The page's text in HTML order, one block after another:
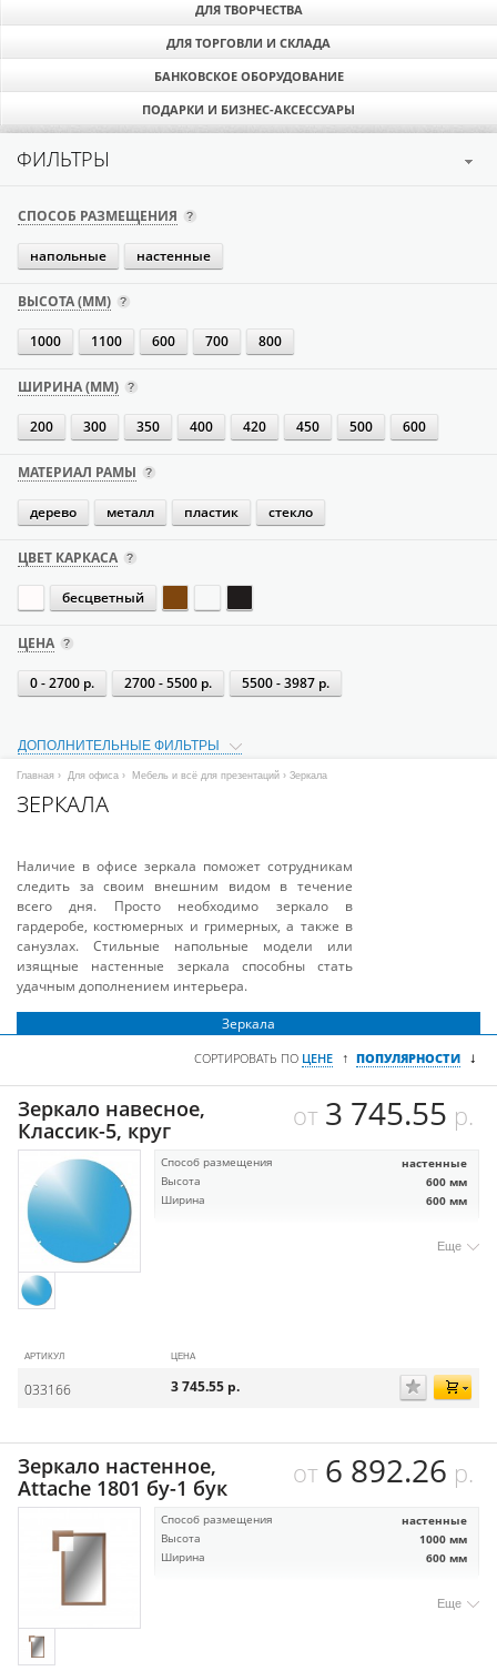
ДЛЯ ТВОРЧЕСТВА
ДЛЯ ТОРГОВЛИ И СКЛАДА
БАНКОВСКОЕ ОБОРУДОВАНИЕ
ПОДАРКИ И БИЗНЕС-АКСЕССУАРЫ
ФИЛЬТРЫ
СПОСОБ РАЗМЕЩЕНИЯ
напольные настенные
ВЫСОТА (ММ)
1000 1100 600 700 800
ШИРИНА (ММ)
200 300 350 400 420 450 500 600
МАТЕРИАЛ РАМЫ
дерево металл пластик стекло
ЦВЕТ КАРКАСА
бесцветный
ЦЕНА
0 - 2700 р. 2700 - 5500 р. 5500 - 3987 р.
ДОПОЛНИТЕЛЬНЫЕ ФИЛЬТРЫ
Главная › Для офиса › Мебель и всё для презентаций › Зеркала
ЗЕРКАЛА
Наличие в офисе зеркала поможет сотрудникам
следить за своим внешним видом в течение
всего дня. Просто необходимо зеркало в
гардеробе, костюмерных и гримерных, а также в
санузлах. Стильные напольные модели или
изящные настенные зеркала способны стать
удачным дополнением интерьера.
Зеркала
СОРТИРОВАТЬ ПО ЦЕНЕ ↑ ПОПУЛЯРНОСТИ ↓
Зеркало навесное,
Классик-5, круг
от 3 745.55 р.
Способ размещения настенные
Высота 600 мм
Ширина 600 мм
Еще
АРТИКУЛ ЦЕНА
033166 3 745.55 р.
Зеркало настенное,
Attache 1801 бу-1 бук
от 6 892.26 р.
Способ размещения настенные
Высота 1000 мм
Ширина 600 мм
Еще